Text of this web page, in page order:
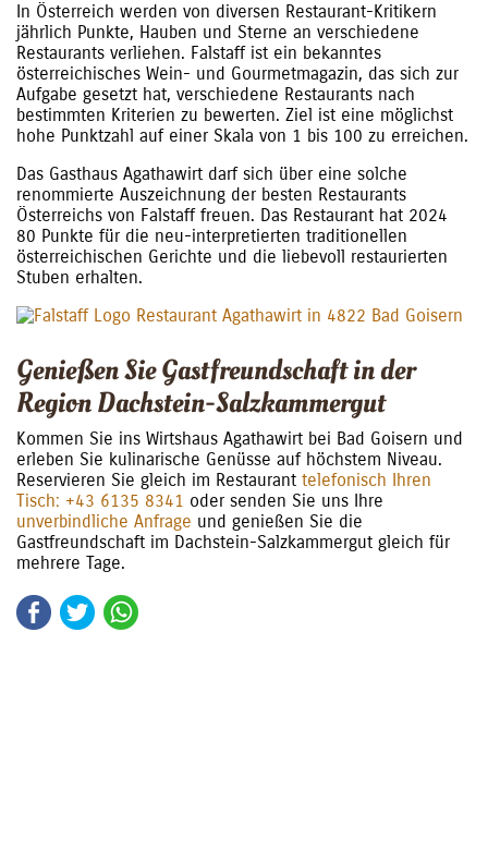
In Österreich werden von diversen Restaurant-Kritikern
jährlich Punkte, Hauben und Sterne an verschiedene
Restaurants verliehen. Falstaff ist ein bekanntes
österreichisches Wein- und Gourmetmagazin, das sich zur
Aufgabe gesetzt hat, verschiedene Restaurants nach
bestimmten Kriterien zu bewerten. Ziel ist eine möglichst
hohe Punktzahl auf einer Skala von 1 bis 100 zu erreichen.
Das Gasthaus Agathawirt darf sich über eine solche
renommierte Auszeichnung der besten Restaurants
Österreichs von Falstaff freuen. Das Restaurant hat 2024
80 Punkte für die neu-interpretierten traditionellen
österreichischen Gerichte und die liebevoll restaurierten
Stuben erhalten.
Genießen Sie Gastfreundschaft in der
Region Dachstein-Salzkammergut
Kommen Sie ins Wirtshaus Agathawirt bei Bad Goisern und
erleben Sie kulinarische Genüsse auf höchstem Niveau.
Reservieren Sie gleich im Restaurant telefonisch Ihren
Tisch: +43 6135 8341 oder senden Sie uns Ihre
unverbindliche Anfrage und genießen Sie die
Gastfreundschaft im Dachstein-Salzkammergut gleich für
mehrere Tage.
Facebook
Twitter